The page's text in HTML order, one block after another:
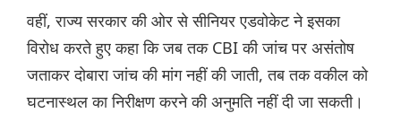
वहीं, राज्य सरकार की ओर से सीनियर एडवोकेट ने इसका
विरोध करते हुए कहा कि जब तक CBI की जांच पर असंतोष
जताकर दोबारा जांच की मांग नहीं की जाती, तब तक वकील को
घटनास्थल का निरीक्षण करने की अनुमति नहीं दी जा सकती।